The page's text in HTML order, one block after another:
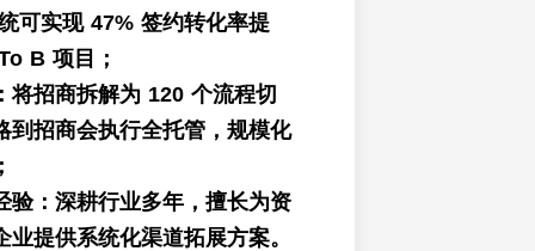
可实现 47% 签约转化率提
B 项目；
将招商拆解为 120 个流程切
到招商会执行全托管，规模化
验：深耕行业多年，擅长为资
提供系统化渠道拓展方案。